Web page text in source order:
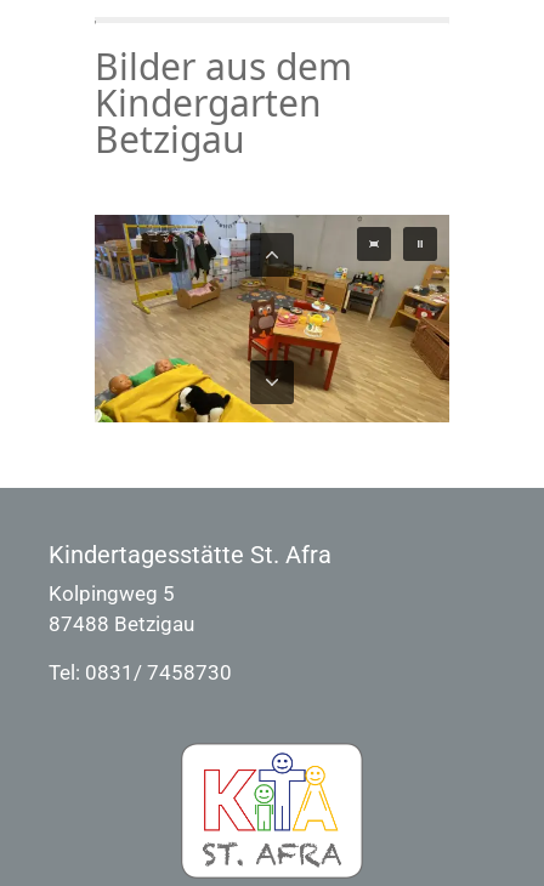
Bilder aus dem
Kindergarten
Betzigau
Kindertagesstätte St. Afra
Kolpingweg 5
87488 Betzigau
Tel: 0831/ 7458730